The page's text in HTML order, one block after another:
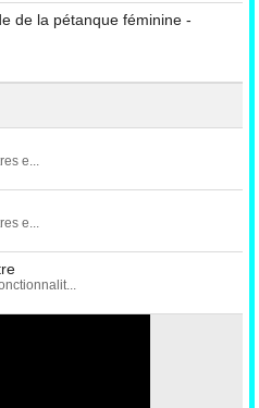
de la pétanque féminine -
e...
e...